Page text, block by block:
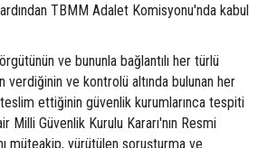
TBMM Adalet Komisyonu'nda kabul
ve bununla bağlantılı her türlü
verdiğinin ve kontrolü altında bulunan her
ettiğinin güvenlik kurumlarınca tespiti
Güvenlik Kurulu Kararı'nın Resmi
müteakip, yürütülen soruşturma ve